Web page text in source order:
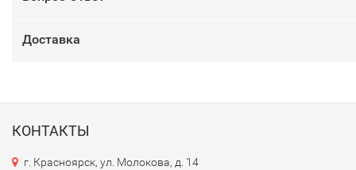
Доставка
КОНТАКТЫ
г. Красноярск, ул. Молокова, д. 14